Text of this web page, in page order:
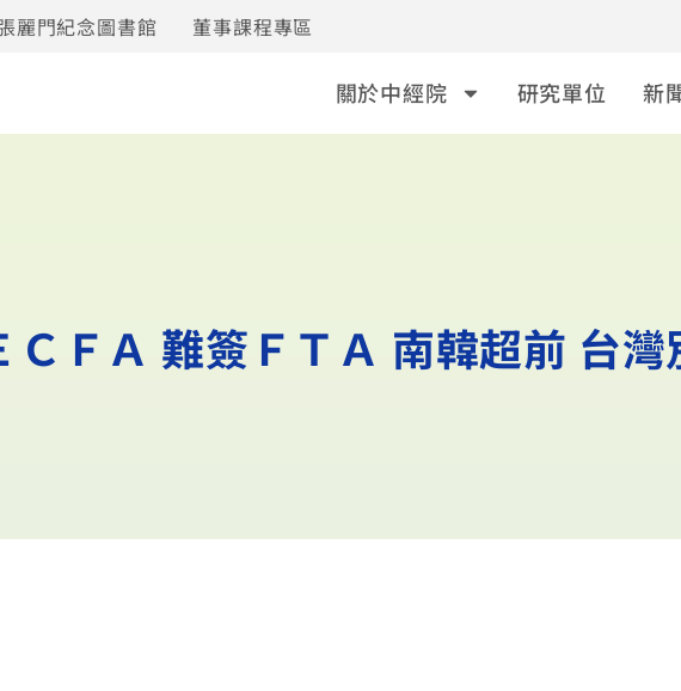
麗門紀念圖書館 董事課程專區
關於中經院 研究單位 新
ＣＦＡ 難簽ＦＴＡ 南韓超前 台